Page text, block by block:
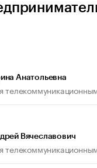
Анатольевна
Вячеславович